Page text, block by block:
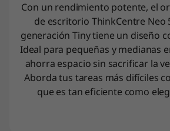
Con un rendimiento potente, el
de escritorio ThinkCentre Neo
generación Tiny tiene un diseño
Ideal para pequeñas y medianas
ahorra espacio sin sacrificar la
Aborda tus tareas más difíciles
que es tan eficiente como